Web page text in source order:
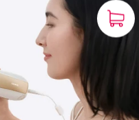
1